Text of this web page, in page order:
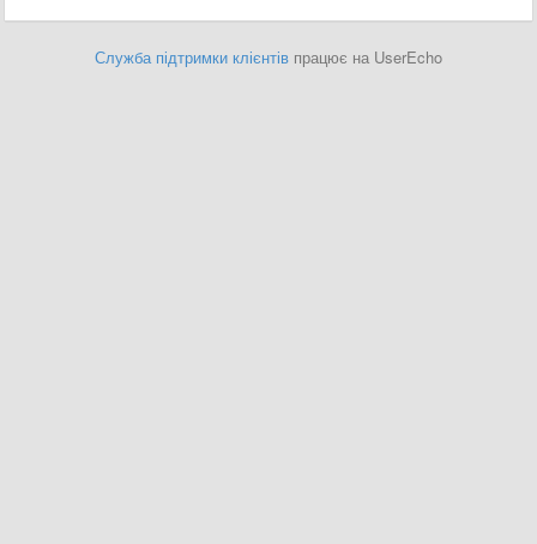
Служба підтримки клієнтів працює на UserEcho